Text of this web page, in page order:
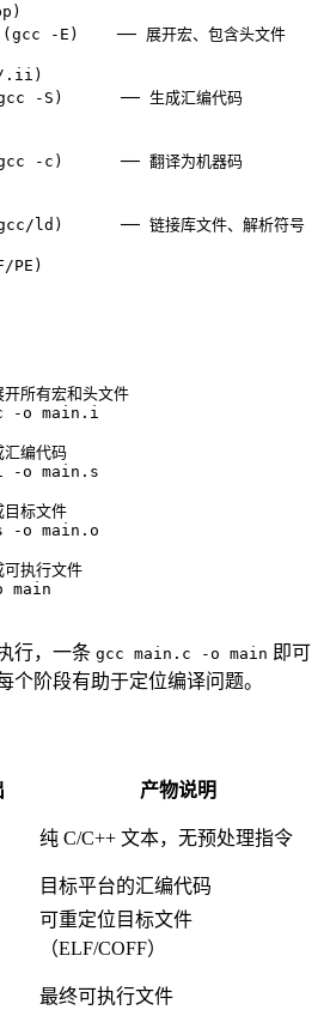
-E)    ── 展开宏、包含头文件
.ii)
-S)      ── 生成汇编代码
-c)      ── 翻译为机器码
ld)      ── 链接库文件、解析符号
PE)
所有宏和头文件
-o main.i
编代码
-o main.s
标文件
-o main.o
执行文件
main
行，一条 gcc main.c -o main 即可
个阶段有助于定位编译问题。
产物说明
纯 C/C++ 文本，无预处理指令
目标平台的汇编代码
可重定位目标文件
（ELF/COFF）
最终可执行文件